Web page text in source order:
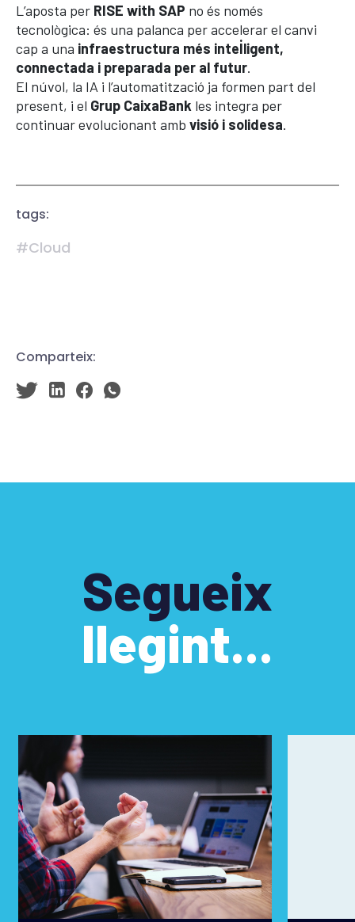
L’aposta per RISE with SAP no és només
tecnològica: és una palanca per accelerar el canvi
cap a una infraestructura més intel·ligent,
connectada i preparada per al futur.
El núvol, la IA i l’automatització ja formen part del
present, i el Grup CaixaBank les integra per
continuar evolucionant amb visió i solidesa.
tags:
#Cloud
Comparteix:
Segueix
llegint...